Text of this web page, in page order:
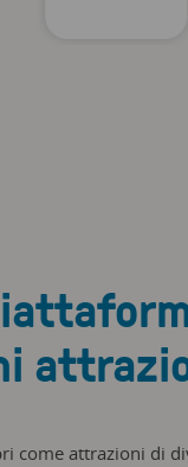
come attrazioni di